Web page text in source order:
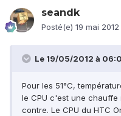
seandk
Posté(e) 19 mai 2012
Le 19/05/2012 à
Pour les 51°C,
le CPU c'est une
contre. Le CPU du HTC